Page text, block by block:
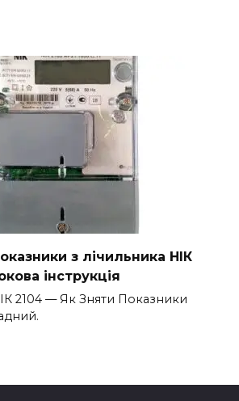
з лічильника НІК
інструкція
2104 — Як Зняти Показники